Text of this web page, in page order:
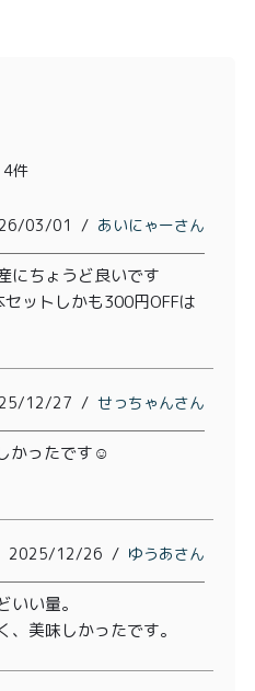
4
あいにゃー
03/01
にちょうど良いです
ットしかも300円OFFは
せっちゃん
12/27
かったです☺️
ゆうあ
2025/12/26
いい量。
美味しかったです。